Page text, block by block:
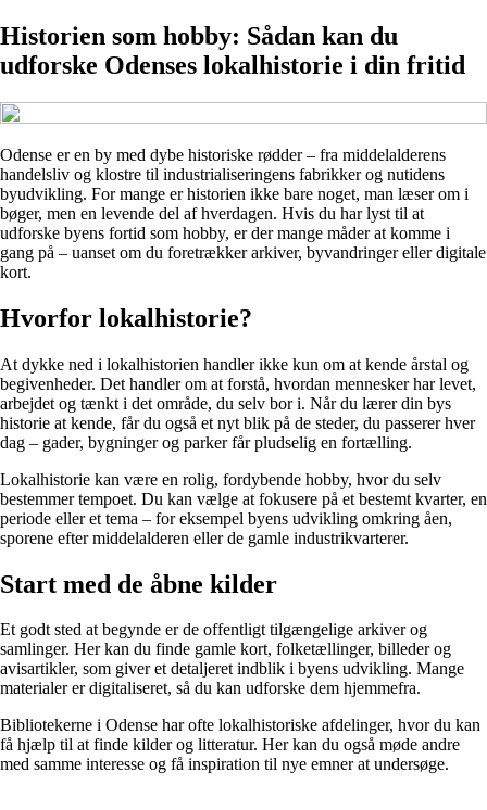
Historien som hobby: Sådan kan du
udforske Odenses lokalhistorie i din fritid
Odense er en by med dybe historiske rødder – fra middelalderens
handelsliv og klostre til industrialiseringens fabrikker og nutidens
byudvikling. For mange er historien ikke bare noget, man læser om i
bøger, men en levende del af hverdagen. Hvis du har lyst til at
udforske byens fortid som hobby, er der mange måder at komme i
gang på – uanset om du foretrækker arkiver, byvandringer eller digitale
kort.
Hvorfor lokalhistorie?
At dykke ned i lokalhistorien handler ikke kun om at kende årstal og
begivenheder. Det handler om at forstå, hvordan mennesker har levet,
arbejdet og tænkt i det område, du selv bor i. Når du lærer din bys
historie at kende, får du også et nyt blik på de steder, du passerer hver
dag – gader, bygninger og parker får pludselig en fortælling.
Lokalhistorie kan være en rolig, fordybende hobby, hvor du selv
bestemmer tempoet. Du kan vælge at fokusere på et bestemt kvarter, en
periode eller et tema – for eksempel byens udvikling omkring åen,
sporene efter middelalderen eller de gamle industrikvarterer.
Start med de åbne kilder
Et godt sted at begynde er de offentligt tilgængelige arkiver og
samlinger. Her kan du finde gamle kort, folketællinger, billeder og
avisartikler, som giver et detaljeret indblik i byens udvikling. Mange
materialer er digitaliseret, så du kan udforske dem hjemmefra.
Bibliotekerne i Odense har ofte lokalhistoriske afdelinger, hvor du kan
få hjælp til at finde kilder og litteratur. Her kan du også møde andre
med samme interesse og få inspiration til nye emner at undersøge.